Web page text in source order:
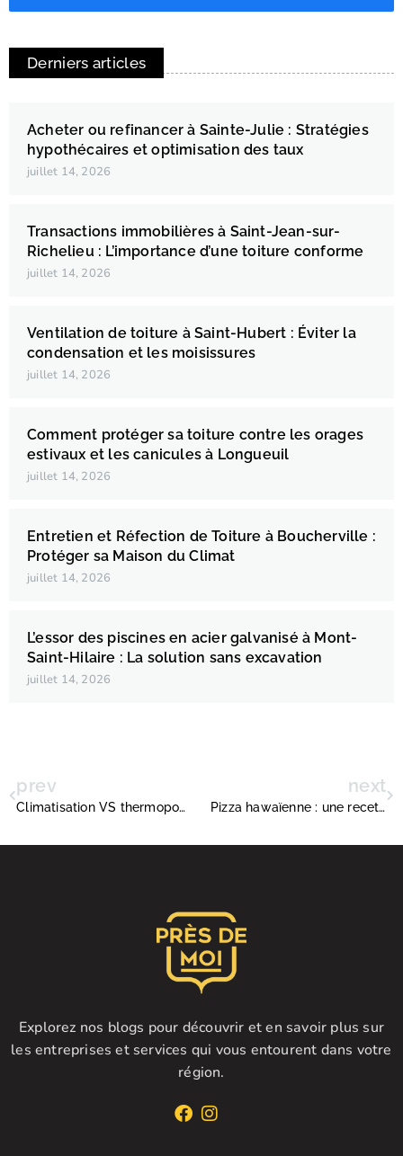
Derniers articles
Acheter ou refinancer à Sainte-Julie : Stratégies
hypothécaires et optimisation des taux
juillet 14, 2026
Transactions immobilières à Saint-Jean-sur-
Richelieu : L’importance d’une toiture conforme
juillet 14, 2026
Ventilation de toiture à Saint-Hubert : Éviter la
condensation et les moisissures
juillet 14, 2026
Comment protéger sa toiture contre les orages
estivaux et les canicules à Longueuil
juillet 14, 2026
Entretien et Réfection de Toiture à Boucherville :
Protéger sa Maison du Climat
juillet 14, 2026
L’essor des piscines en acier galvanisé à Mont-
Saint-Hilaire : La solution sans excavation
juillet 14, 2026
prev
Climatisation VS thermopompe à La Prairie
next
Pizza hawaïenne : une recette 100 % canadienne !
Explorez nos blogs pour découvrir et en savoir plus sur
les entreprises et services qui vous entourent dans votre
région.